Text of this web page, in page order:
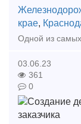
крае,
03.06.23
361
0